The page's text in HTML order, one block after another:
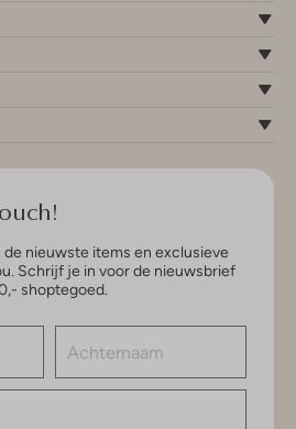
de nieuwste items en exclusieve
Schrijf je in voor de nieuwsbrief
shoptegoed.